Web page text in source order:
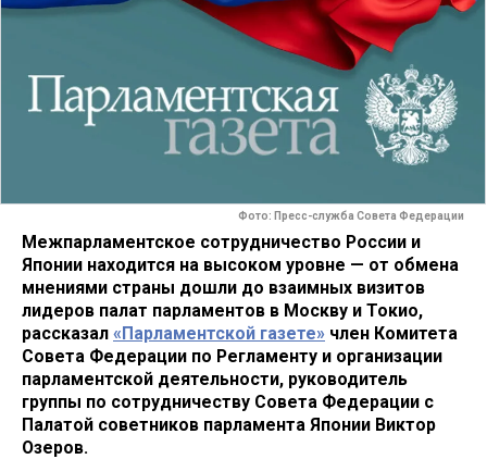
Фото: Пресс-служба Совета Федерации
Межпарламентское сотрудничество России и
Японии находится на высоком уровне — от обмена
мнениями страны дошли до взаимных визитов
лидеров палат парламентов в Москву и Токио,
рассказал «Парламентской газете» член Комитета
Совета Федерации по Регламенту и организации
парламентской деятельности, руководитель
группы по сотрудничеству Совета Федерации с
Палатой советников парламента Японии Виктор
Озеров.